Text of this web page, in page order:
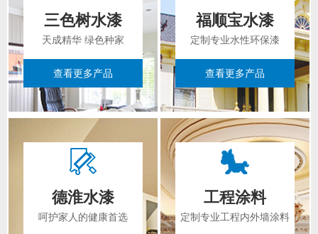
三色树水漆
天成精华 绿色种家
查看更多产品
福顺宝水漆
定制专业水性环保漆
查看更多产品
德淮水漆
呵护家人的健康首选
工程涂料
定制专业工程内外墙涂料